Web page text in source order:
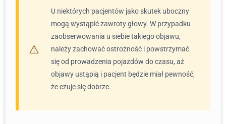
U niektórych pacjentów jako skutek uboczny
mogą wystąpić zawroty głowy. W przypadku
zaobserwowania u siebie takiego objawu,
należy zachować ostrożność i powstrzymać
się od prowadzenia pojazdów do czasu, aż
objawy ustąpią i pacjent będzie miał pewność,
że czuje się dobrze.